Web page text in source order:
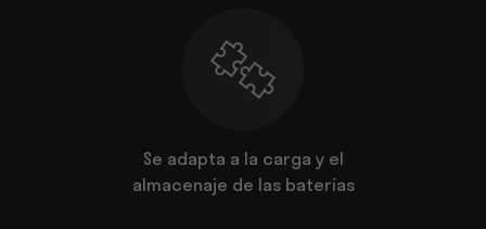
Se adapta a la carga y el
almacenaje de las baterías